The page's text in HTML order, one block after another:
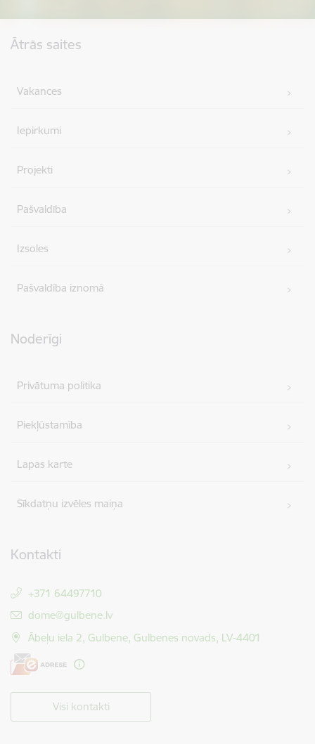
Ātrās saites
Vakances
Iepirkumi
Projekti
Pašvaldība
Izsoles
Pašvaldība iznomā
Noderīgi
Privātuma politika
Piekļūstamība
Lapas karte
Sīkdatņu izvēles maiņa
Kontakti
+371 64497710
E-pasts:
dome@gulbene.lv
Ābeļu iela 2, Gulbene, Gulbenes novads, LV-4401
Visi kontakti